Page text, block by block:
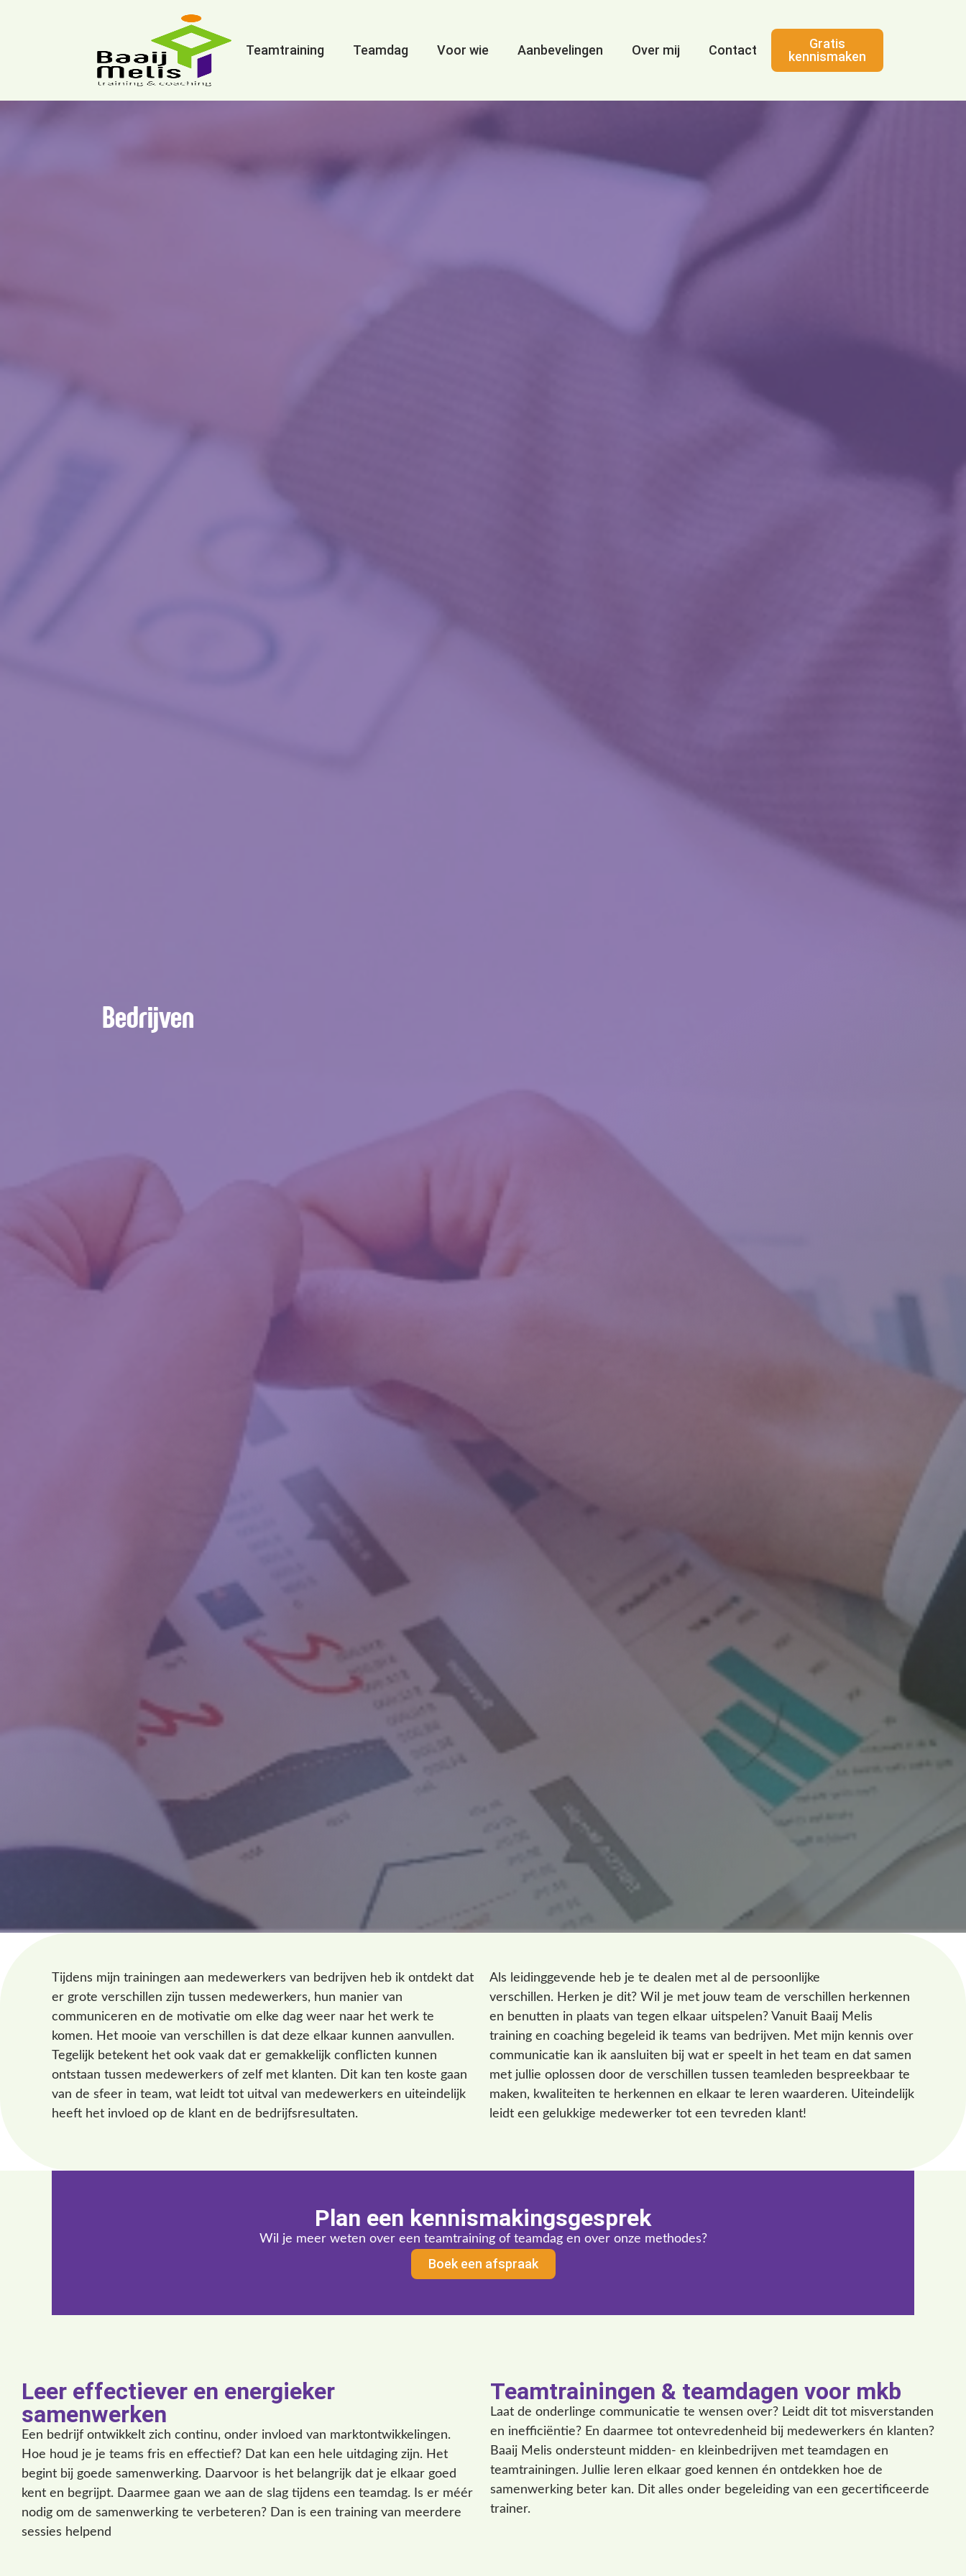
Teamtraining Teamdag Voor wie Aanbevelingen Over mij Contact
Gratis
kennismaken
Bedrijven
Tijdens mijn trainingen aan medewerkers van bedrijven heb ik ontdekt dat
er grote verschillen zijn tussen medewerkers, hun manier van
communiceren en de motivatie om elke dag weer naar het werk te
komen. Het mooie van verschillen is dat deze elkaar kunnen aanvullen.
Tegelijk betekent het ook vaak dat er gemakkelijk conflicten kunnen
ontstaan tussen medewerkers of zelf met klanten. Dit kan ten koste gaan
van de sfeer in team, wat leidt tot uitval van medewerkers en uiteindelijk
heeft het invloed op de klant en de bedrijfsresultaten.
Als leidinggevende heb je te dealen met al de persoonlijke
verschillen. Herken je dit? Wil je met jouw team de verschillen herkennen
en benutten in plaats van tegen elkaar uitspelen? Vanuit Baaij Melis
training en coaching begeleid ik teams van bedrijven. Met mijn kennis over
communicatie kan ik aansluiten bij wat er speelt in het team en dat samen
met jullie oplossen door de verschillen tussen teamleden bespreekbaar te
maken, kwaliteiten te herkennen en elkaar te leren waarderen. Uiteindelijk
leidt een gelukkige medewerker tot een tevreden klant!
Plan een kennismakingsgesprek
Wil je meer weten over een teamtraining of teamdag en over onze methodes?
Boek een afspraak
Leer effectiever en energieker
samenwerken
Een bedrijf ontwikkelt zich continu, onder invloed van marktontwikkelingen.
Hoe houd je je teams fris en effectief? Dat kan een hele uitdaging zijn. Het
begint bij goede samenwerking. Daarvoor is het belangrijk dat je elkaar goed
kent en begrijpt. Daarmee gaan we aan de slag tijdens een teamdag. Is er méér
nodig om de samenwerking te verbeteren? Dan is een training van meerdere
sessies helpend
Teamtrainingen & teamdagen voor mkb
Laat de onderlinge communicatie te wensen over? Leidt dit tot misverstanden
en inefficiëntie? En daarmee tot ontevredenheid bij medewerkers én klanten?
Baaij Melis ondersteunt midden- en kleinbedrijven met teamdagen en
teamtrainingen. Jullie leren elkaar goed kennen én ontdekken hoe de
samenwerking beter kan. Dit alles onder begeleiding van een gecertificeerde
trainer.